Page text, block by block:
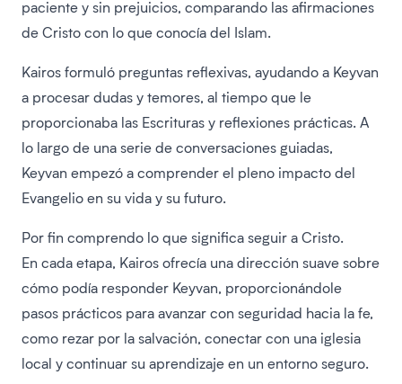
paciente y sin prejuicios, comparando las afirmaciones
de Cristo con lo que conocía del Islam.
Kairos formuló preguntas reflexivas, ayudando a Keyvan
a procesar dudas y temores, al tiempo que le
proporcionaba las Escrituras y reflexiones prácticas. A
lo largo de una serie de conversaciones guiadas,
Keyvan empezó a comprender el pleno impacto del
Evangelio en su vida y su futuro.
Por fin comprendo lo que significa seguir a Cristo.
En cada etapa, Kairos ofrecía una dirección suave sobre
cómo podía responder Keyvan, proporcionándole
pasos prácticos para avanzar con seguridad hacia la fe,
como rezar por la salvación, conectar con una iglesia
local y continuar su aprendizaje en un entorno seguro.